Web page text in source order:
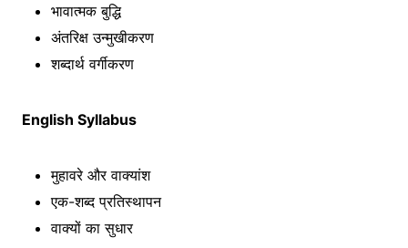
भावात्मक बुद्धि
अंतरिक्ष उन्मुखीकरण
शब्दार्थ वर्गीकरण
English Syllabus
मुहावरे और वाक्यांश
एक-शब्द प्रतिस्थापन
वाक्यों का सुधार